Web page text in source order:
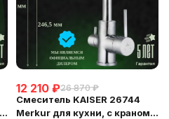
12 210 ₽26 870 ₽
Смеситель KAISER 26744
Merkur для кухни, с краном